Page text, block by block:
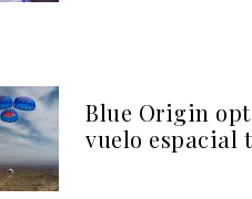
Blue Origin
vuelo espacial